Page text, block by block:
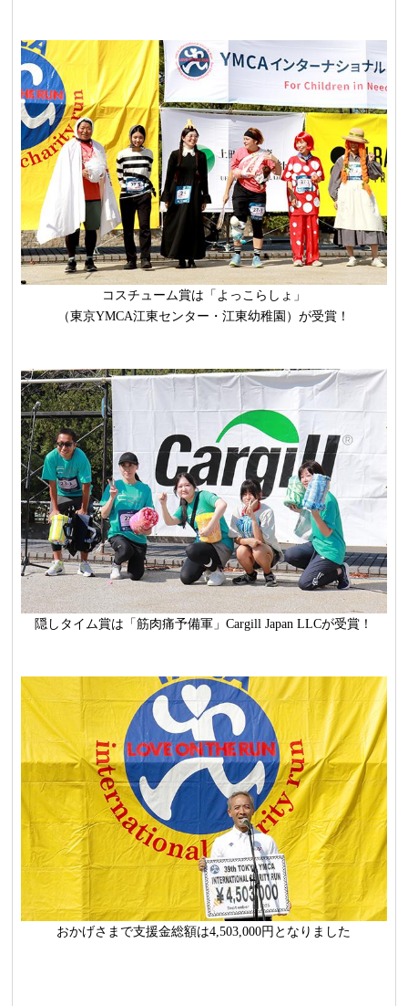
コスチューム賞は「よっこらしょ」
（東京YMCA江東センター・江東幼稚園）が受賞！
隠しタイム賞は「筋肉痛予備軍」Cargill Japan LLCが受賞！
おかげさまで支援金総額は4,503,000円となりました